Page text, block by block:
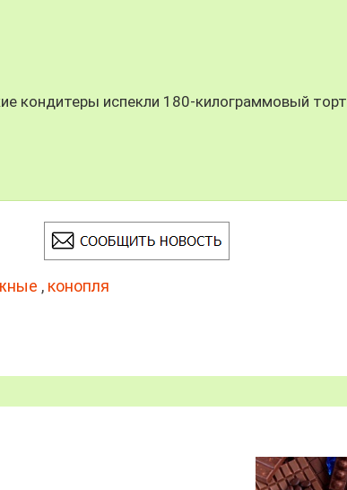
кондитеры испекли 180-килограммовый торт
, конопля